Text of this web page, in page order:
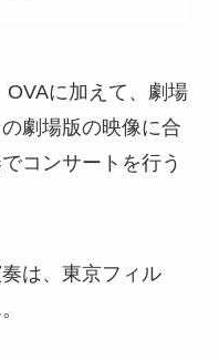
OVAに加えて、劇場
劇場版の映像に合
コンサートを行う
は、東京フィル